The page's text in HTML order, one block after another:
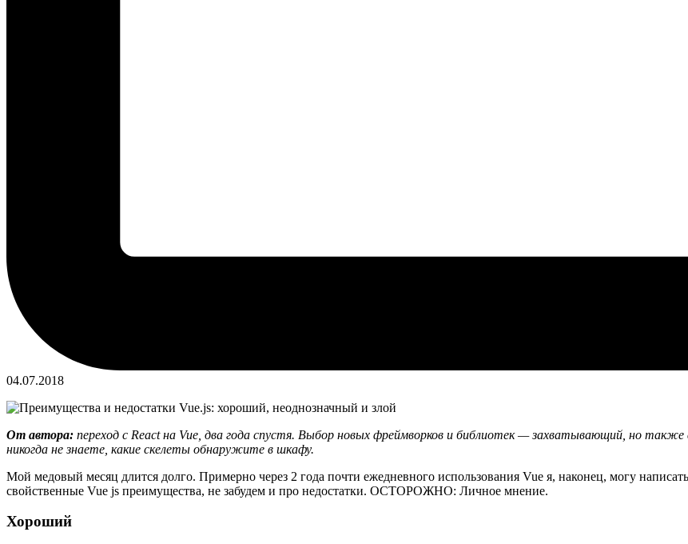
04.07.2018
От автора: переход с React на Vue, два года спустя. Выбор новых фреймворков и библиотек — захватывающий, но также
никогда не знаете, какие скелеты обнаружите в шкафу.
Мой медовый месяц длится долго. Примерно через 2 года почти ежедневного использования Vue я, наконец, могу
свойственные Vue js преимущества, не забудем и про недостатки. ОСТОРОЖНО: Личное мнение.
Хороший